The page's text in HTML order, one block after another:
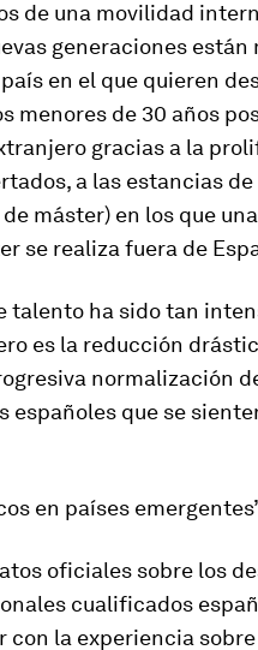
de una movilidad
generaciones están
en el que quieren
menores de 30 años
gracias a la
a las estancias de
máster) en los que
se realiza fuera de
talento ha sido tan
es la reducción
normalización
que se
en países
oficiales sobre los
cualificados
con la experiencia